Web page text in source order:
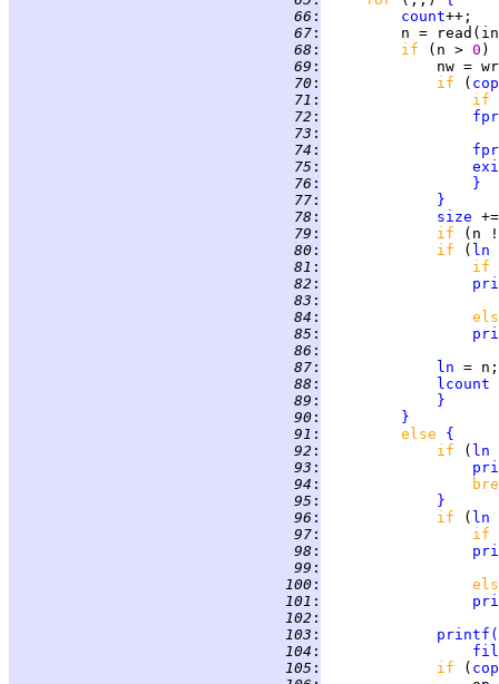
  66
: count
  67
:
n =
  68
: if (n > 0 )
  69
:
nw =
  70
: if (
  71
:
if
  72
:
  73
:
  74
:
  75
:
  76
:
}
  77
:
}
  78
:
size
  79
: if
(n
  80
: if ( ln
  81
:
if
  82
:
  83
:
  84
:
  85
:
  86
:
  87
:
ln
  88
: lcount
  89
:
}
  90
:
}
  91
: else {
  92
: if ( ln
  93
:
  94
:
  95
:
}
  96
: if ( ln
  97
:
if
  98
:
  99
:
100 :
101 :
102 :
103 : printf (
104 :
105 : if (